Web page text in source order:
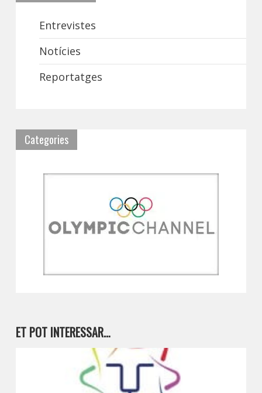
Entrevistes
Notícies
Reportatges
Categories
ET POT INTERESSAR…